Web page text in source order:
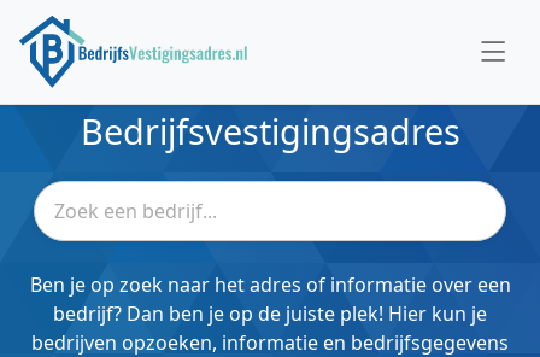
Bedrijfsvestigingsadres
Ben je op zoek naar het adres of informatie over een
bedrijf? Dan ben je op de juiste plek! Hier kun je
bedrijven opzoeken, informatie en bedrijfsgegevens